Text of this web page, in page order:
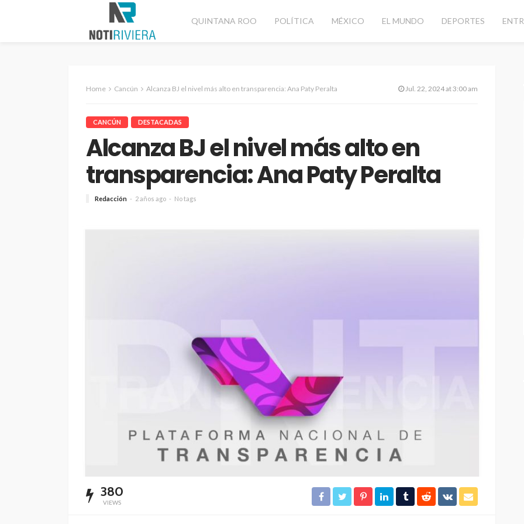
QUINTANA ROO POLÍTICA MÉXICO EL MUNDO DEPORTES
Home Cancún Alcanza BJ el nivel más alto en transparencia: Ana Paty Peralta Jul. 22, 2024 at 3:00 am
CANCÚN DESTACADAS
Alcanza BJ el nivel más alto en
transparencia: Ana Paty Peralta
Redacción 2 años ago No tags
380
VIEWS